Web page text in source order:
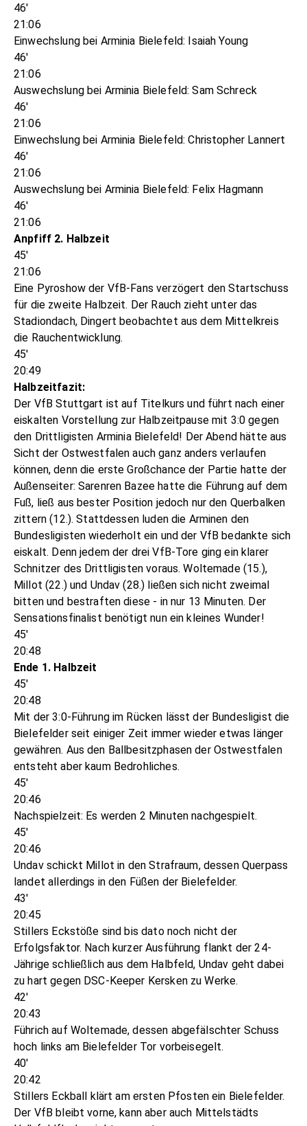
46'
21:06
Einwechslung bei Arminia Bielefeld: Isaiah Young
46'
21:06
Auswechslung bei Arminia Bielefeld: Sam Schreck
46'
21:06
Einwechslung bei Arminia Bielefeld: Christopher Lannert
46'
21:06
Auswechslung bei Arminia Bielefeld: Felix Hagmann
46'
21:06
Anpfiff 2. Halbzeit
45'
21:06
Eine Pyroshow der VfB-Fans verzögert den Startschuss
für die zweite Halbzeit. Der Rauch zieht unter das
Stadiondach, Dingert beobachtet aus dem Mittelkreis
die Rauchentwicklung.
45'
20:49
Halbzeitfazit:
Der VfB Stuttgart ist auf Titelkurs und führt nach einer
eiskalten Vorstellung zur Halbzeitpause mit 3:0 gegen
den Drittligisten Arminia Bielefeld! Der Abend hätte aus
Sicht der Ostwestfalen auch ganz anders verlaufen
können, denn die erste Großchance der Partie hatte der
Außenseiter: Sarenren Bazee hatte die Führung auf dem
Fuß, ließ aus bester Position jedoch nur den Querbalken
zittern (12.). Stattdessen luden die Arminen den
Bundesligisten wiederholt ein und der VfB bedankte sich
eiskalt. Denn jedem der drei VfB-Tore ging ein klarer
Schnitzer des Drittligisten voraus. Woltemade (15.),
Millot (22.) und Undav (28.) ließen sich nicht zweimal
bitten und bestraften diese - in nur 13 Minuten. Der
Sensationsfinalist benötigt nun ein kleines Wunder!
45'
20:48
Ende 1. Halbzeit
45'
20:48
Mit der 3:0-Führung im Rücken lässt der Bundesligist die
Bielefelder seit einiger Zeit immer wieder etwas länger
gewähren. Aus den Ballbesitzphasen der Ostwestfalen
entsteht aber kaum Bedrohliches.
45'
20:46
Nachspielzeit: Es werden 2 Minuten nachgespielt.
45'
20:46
Undav schickt Millot in den Strafraum, dessen Querpass
landet allerdings in den Füßen der Bielefelder.
43'
20:45
Stillers Eckstöße sind bis dato noch nicht der
Erfolgsfaktor. Nach kurzer Ausführung flankt der 24-
Jährige schließlich aus dem Halbfeld, Undav geht dabei
zu hart gegen DSC-Keeper Kersken zu Werke.
42'
20:43
Führich auf Woltemade, dessen abgefälschter Schuss
hoch links am Bielefelder Tor vorbeisegelt.
40'
20:42
Stillers Eckball klärt am ersten Pfosten ein Bielefelder.
Der VfB bleibt vorne, kann aber auch Mittelstädts